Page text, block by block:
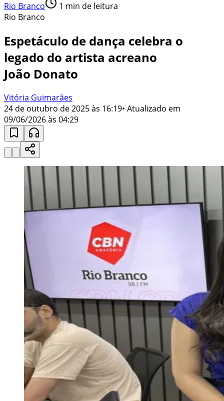
Rio Branco 1 min de leitura
Rio Branco
Espetáculo de dança celebra o
legado do artista acreano
João Donato
Vitória Guimarães
24 de outubro de 2025 às 16:19• Atualizado em
09/06/2026 às 04:29